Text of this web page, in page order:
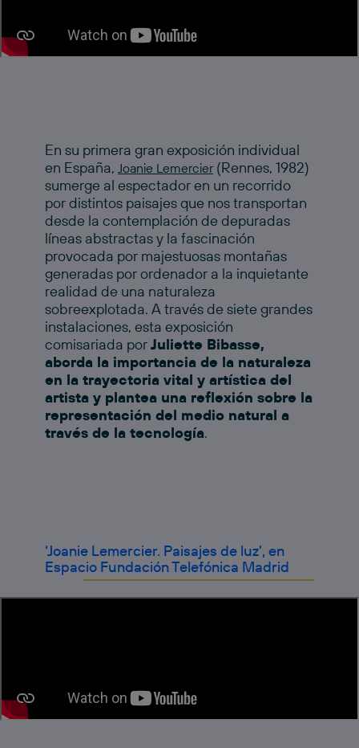
En su primera gran exposición individual
en España, Joanie Lemercier(Rennes, 1982)
sumerge al espectador en un recorrido
por distintos paisajes que nos transportan
desde la contemplación de depuradas
líneas abstractas y la fascinación
provocada por majestuosas montañas
generadas por ordenador a la inquietante
realidad de una naturaleza
sobreexplotada. A través de siete grandes
instalaciones, esta exposición
comisariada porJuliette Bibasse,
aborda la importancia de la naturaleza
en la trayectoria vital y artística del
artista y plantea una reflexión sobre la
representación del medio natural a
través de la tecnología.
‘Joanie Lemercier. Paisajes de luz’, en
Espacio Fundación Telefónica Madrid